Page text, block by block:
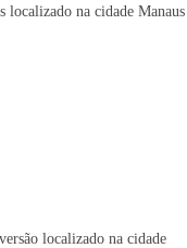
localizado na cidade
localizado na cidade